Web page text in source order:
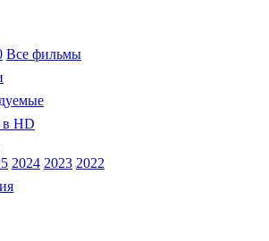
Все фильмы
HD
2024 2023 2022